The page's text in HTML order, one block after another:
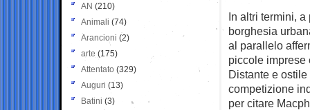
In altri termini,
borghesia
al parallelo
piccole imprese
Distante e
competizione
per citare
AN (210)
Animali (74)
Arancioni (2)
arte (175)
Attentato (329)
Auguri (13)
Batini (3)